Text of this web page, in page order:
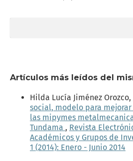
Artículos más leídos del
Hilda Lucía Jiménez Orozco,
social, modelo para
las mipymes
Tundama , Revista
Académicos y Grupos de
1 (2014): Enero - Junio 2014